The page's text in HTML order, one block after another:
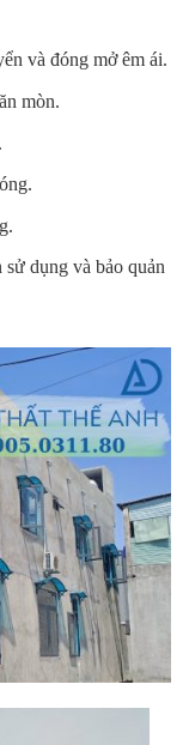
và đóng mở êm ái.
mòn.
dụng và bảo quản